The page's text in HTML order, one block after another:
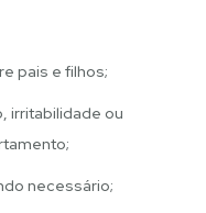
pais e filhos;
irritabilidade ou
necessário;